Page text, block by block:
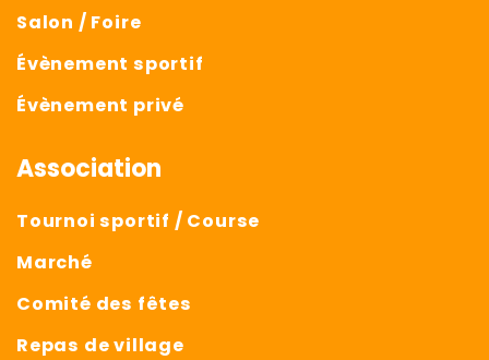
Salon / Foire
Évènement sportif
Évènement privé
Association
Tournoi sportif / Course
Marché
Comité des fêtes
Repas de village